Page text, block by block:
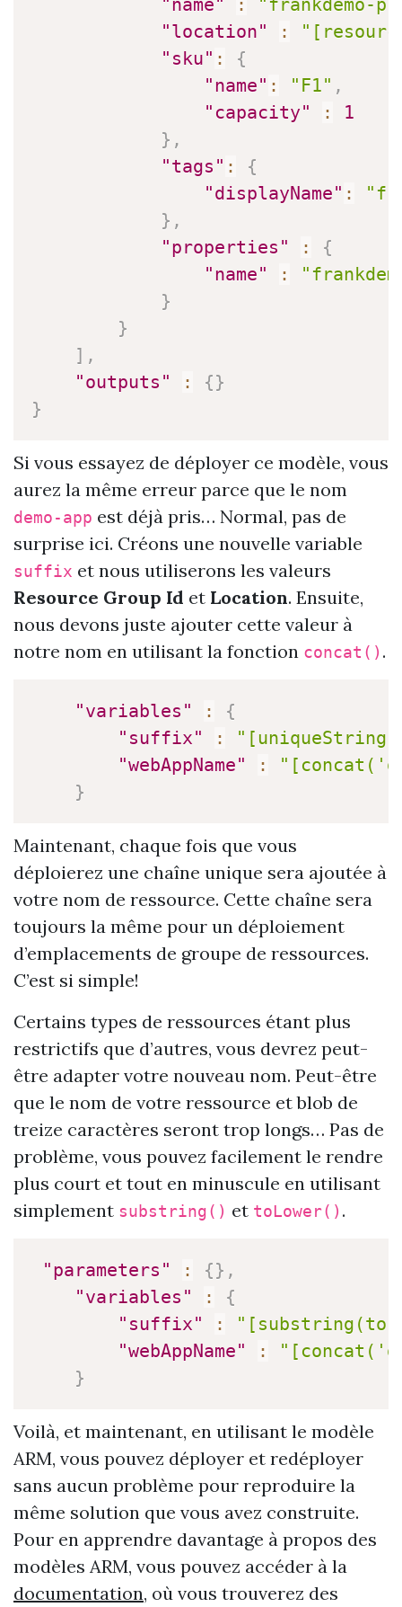
"name" :
"frankdemo-
"location"
:
"sku" :
{
"name" : "F1" ,
"capacity"
:
1
} ,
"tags" :
{
"displayName" :
} ,
"properties"
:
{
"name"
:
}
}
] ,
"outputs"
: {}
}
Si vous essayez de déployer ce modèle, vous
aurez la même erreur parce que le nom
demo-app est déjà pris… Normal, pas de
surprise ici. Créons une nouvelle variable
suffix et nous utiliserons les valeurs
Resource Group Id et Location. Ensuite,
nous devons juste ajouter cette valeur à
notre nom en utilisant la fonction concat() .
"variables" :
{
"suffix"
:
"webAppName"
:
}
Maintenant, chaque fois que vous
déploierez une chaîne unique sera ajoutée à
votre nom de ressource. Cette chaîne sera
toujours la même pour un déploiement
d’emplacements de groupe de ressources.
C’est si simple!
Certains types de ressources étant plus
restrictifs que d’autres, vous devrez peut-
être adapter votre nouveau nom. Peut-être
que le nom de votre ressource et blob de
treize caractères seront trop longs… Pas de
problème, vous pouvez facilement le rendre
plus court et tout en minuscule en utilisant
simplement substring() et toLower() .
"parameters" : {} ,
"variables"
:
{
"suffix"
:
"webAppName"
:
}
Voilà, et maintenant, en utilisant le modèle
ARM, vous pouvez déployer et redéployer
sans aucun problème pour reproduire la
même solution que vous avez construite.
Pour en apprendre davantage à propos des
modèles ARM, vous pouvez accéder à la
documentation, où vous trouverez des